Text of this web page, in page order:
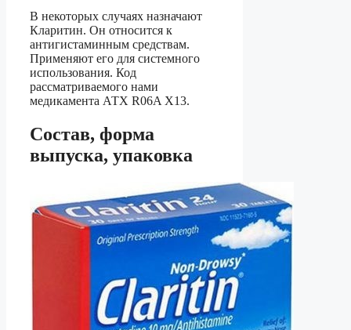
В некоторых случаях назначают
Кларитин. Он относится к
антигистаминным средствам.
Применяют его для системного
использования. Код
рассматриваемого нами
медикамента АТХ R06A X13.
Состав, форма
выпуска, упаковка